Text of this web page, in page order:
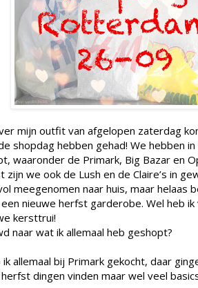
mijn outfit van afgelopen zaterdag
shopdag hebben gehad! We hebben
waaronder de Primark, Big Bazar en
zijn we ook de Lush en de Claire’s in
meegenomen naar huis, maar helaas
nieuwe herfst garderobe. Wel heb ik
kersttrui!
naar wat ik allemaal heb geshopt?
ik allemaal bij Primark gekocht, daar
dingen vinden maar wel veel